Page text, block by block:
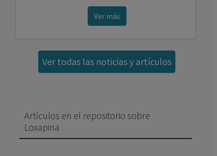
Ver más
Ver todas las noticias y artículos
Artículos en el repositorio sobre
Loxapina